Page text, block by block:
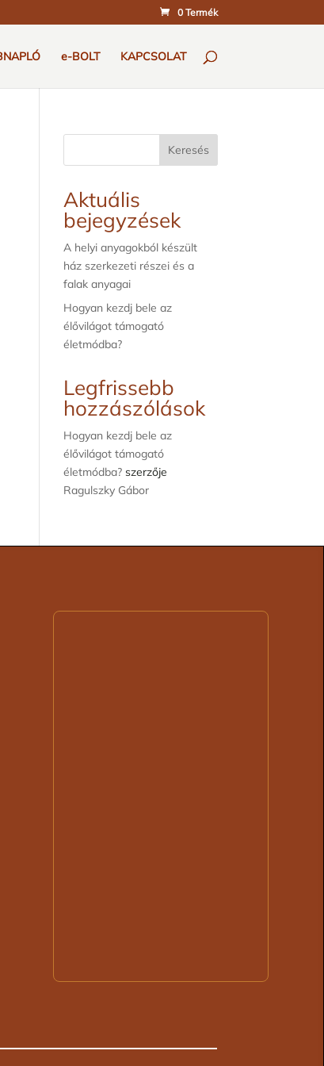
0 Termék
e-BOLT KAPCSOLAT
Keresés
Aktuális
bejegyzések
A helyi anyagokból készült
ház szerkezeti részei és a
falak anyagai
Hogyan kezdj bele az
élővilágot támogató
életmódba?
Legfrissebb
hozzászólások
Hogyan kezdj bele az
élővilágot támogató
életmódba? szerzője
Ragulszky Gábor